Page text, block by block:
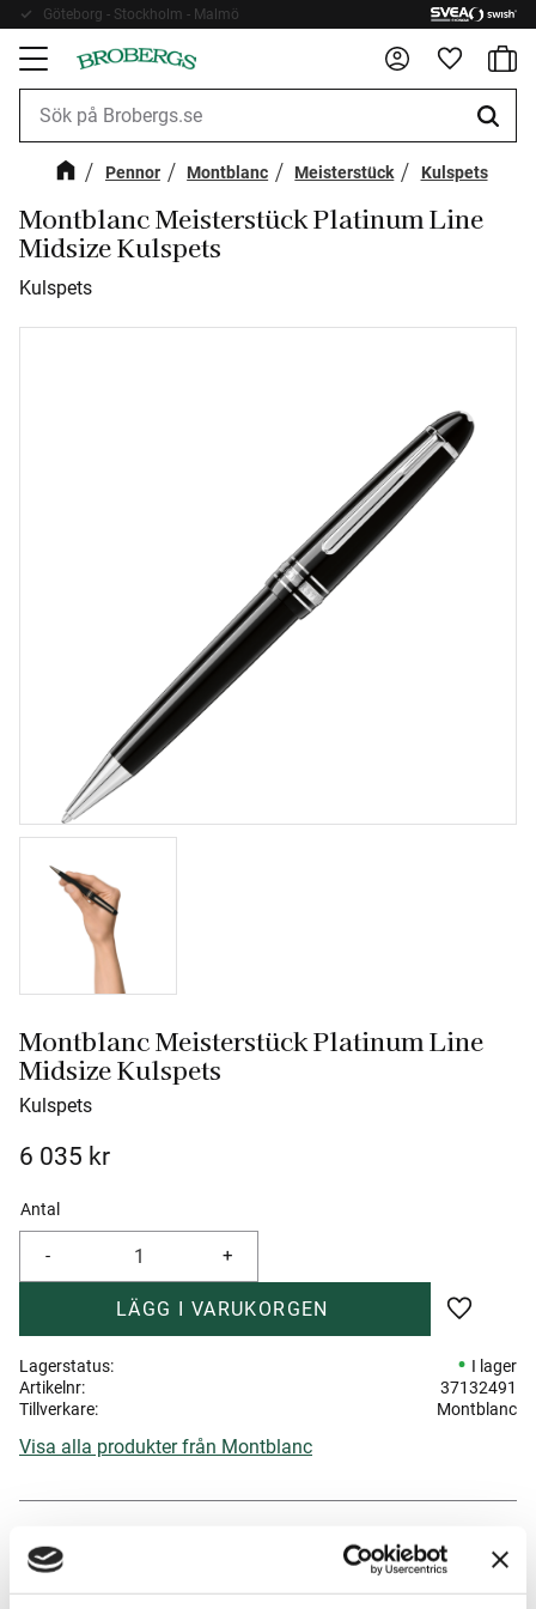
Meny
Göteborg - Stockholm - Malmö
Fri frakt 899kr
Pennor Montblanc Meisterstück Kulspets
Montblanc Meisterstück Platinum Line
Midsize Kulspets
Kulspets
Montblanc Meisterstück Platinum Line
Midsize Kulspets
Kulspets
6 035 kr
Antal
+
-
Lägg till
Lagerstatus
I lager
Artikelnr
37132491
Tillverkare
Montblanc
Visa alla produkter från Montblanc
Montblanc Meisterstück‑serien är en av världens mest